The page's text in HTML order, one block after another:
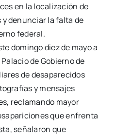
en la localización de
y denunciar la falta de
federal.
domingo diez de mayo a
de Gobierno de
de desaparecidos
y mensajes
reclamando mayor
que enfrenta
señalaron que